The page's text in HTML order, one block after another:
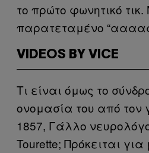
το πρώτο φωνητικό
παρατεταμένο
VIDEOS BY VICE
Τι είναι όμως το
ονομασία του από τον
1857, Γάλλο
Tourette; Πρόκειται